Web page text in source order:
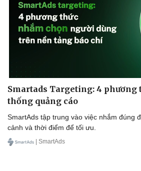
Smartads Targeting: 4 phương
thống quảng cáo
SmartAds tập trung vào việc nhắm đúng
cảnh và thời điểm để tối ưu.
| SmartAds